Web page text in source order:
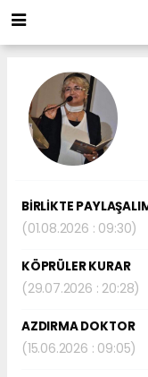
BİRLİKTE
(01.08.2026 : 09:30)
KÖPRÜLER KURAR
(29.07.2026 : 20:28)
AZDIRMA DOKTOR
(15.06.2026 : 09:05)